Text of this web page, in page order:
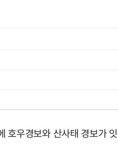
우경보와 산사태 경보가